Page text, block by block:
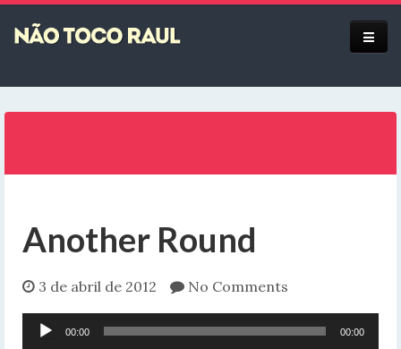
Equipe
Another Round
3 de abril de 2012
No Comments
Audio
Player
00:00 00:00